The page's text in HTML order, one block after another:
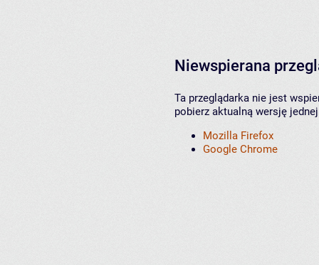
Niewspierana
Ta przeglądarka nie jest
pobierz aktualną wersję
Mozilla Firefox
Google Chrome